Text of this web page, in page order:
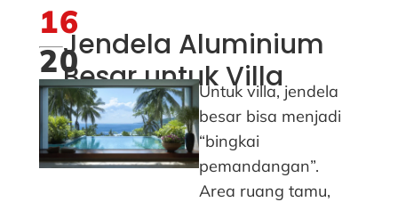
16
20Jendela Aluminium
Besar untuk Villa
Untuk villa, jendela
besar bisa menjadi
“bingkai
pemandangan”.
Area ruang tamu,